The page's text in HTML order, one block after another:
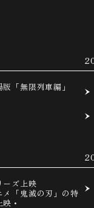
版「無限列車編」
ーズ上映
メ「鬼滅の刃」の特
・